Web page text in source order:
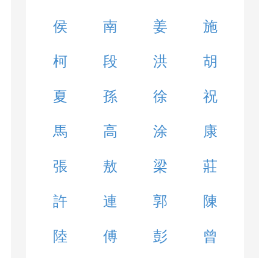
侯 南 姜 施
柯 段 洪 胡
夏 孫 徐 祝
馬 高 涂 康
張 敖 梁 莊
許 連 郭 陳
陸 傅 彭 曾